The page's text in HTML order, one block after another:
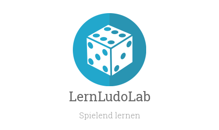
LernLudoLab
Spielend lernen